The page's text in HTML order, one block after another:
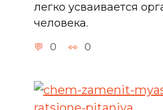
легко усваивается
человека.
0 0